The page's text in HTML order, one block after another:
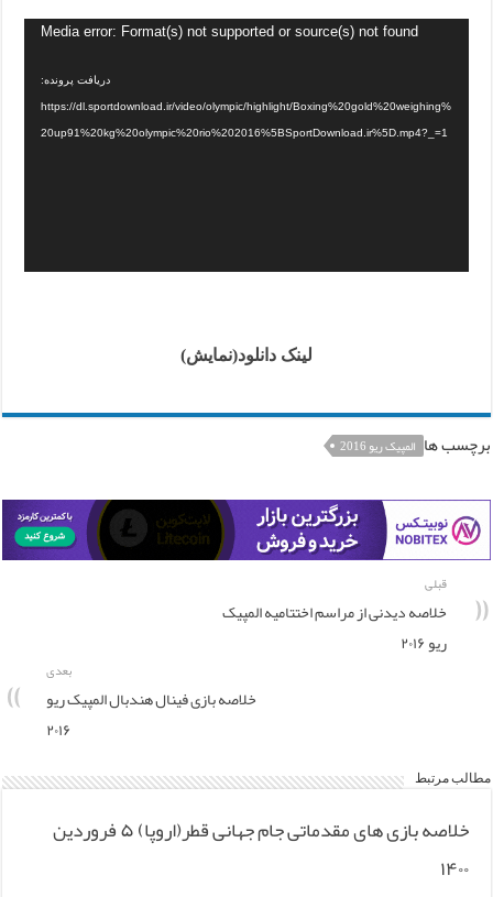
Media error: Format(s) not supported or source(s) not found
دریافت پرونده:
https://dl.sportdownload.ir/video/olympic/highlight/Boxing%20gold%20weighing%
20up91%20kg%20olympic%20rio%202016%5BSportDownload.ir%5D.mp4?_=1
لینک دانلود(نمایش)
برچسب ها المپیک ریو 2016
قبلی
خلاصه دیدنی از مراسم اختتامیه المپیک
ریو ۲۰۱۶
بعدی
خلاصه بازی فینال هندبال المپیک ریو
۲۰۱۶
مطالب مرتبط
خلاصه بازی های مقدماتی جام جهانی قطر(اروپا) ۵ فروردین
۱۴۰۰